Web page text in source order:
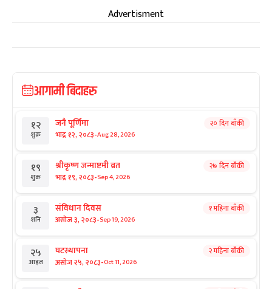
Advertisment
आगामी बिदाहरु
१२
शुक्र
जनै पूर्णिमा
भाद्र १२, २०८३-Aug 28, 2026
२० दिन बाँकी
१९
शुक्र
श्रीकृष्ण जन्माष्टमी व्रत
भाद्र १९, २०८३-Sep 4, 2026
२७ दिन बाँकी
३
शनि
संविधान दिवस
असोज ३, २०८३-Sep 19, 2026
१ महिना बाँकी
२५
आइत
घटस्थापना
असोज २५, २०८३-Oct 11, 2026
२ महिना बाँकी